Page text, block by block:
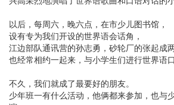
以后，每周六，晚六点，在市少儿图书馆，
设有专为我们开设的世界语会话角，
江边部队通讯营的孙志勇，砂轮厂的张起成
也经常相约一起来，与小学生们进行世界语口
不久，我们就成了最要好的朋友。
少年班一有什么活动，他俩都来参加，也与